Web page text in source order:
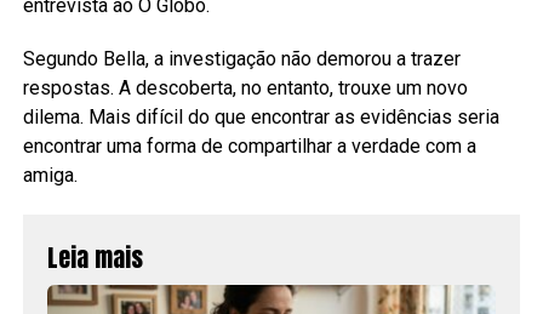
entrevista ao O Globo.
Segundo Bella, a investigação não demorou a trazer
respostas. A descoberta, no entanto, trouxe um novo
dilema. Mais difícil do que encontrar as evidências seria
encontrar uma forma de compartilhar a verdade com a
amiga.
Leia mais